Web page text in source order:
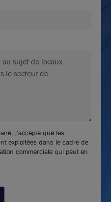
j'accepte que les
exploitées dans le cadre de
commerciale qui peut en